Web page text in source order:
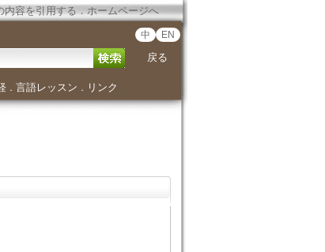
内容を引用する．ホームページへ
中 EN
戻る
． 言語レッスン ． リンク